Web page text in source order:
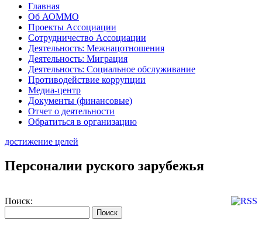
Главная
Об АОММО
Проекты Ассоциации
Сотрудничество Ассоциации
Деятельность: Межнацотношения
Деятельность: Миграция
Деятельность: Социальное обслуживание
Противодействие коррупции
Медиа-центр
Документы (финансовые)
Отчет о деятельности
Обратиться в организацию
достижение целей
Персоналии руского зарубежья
Поиск: